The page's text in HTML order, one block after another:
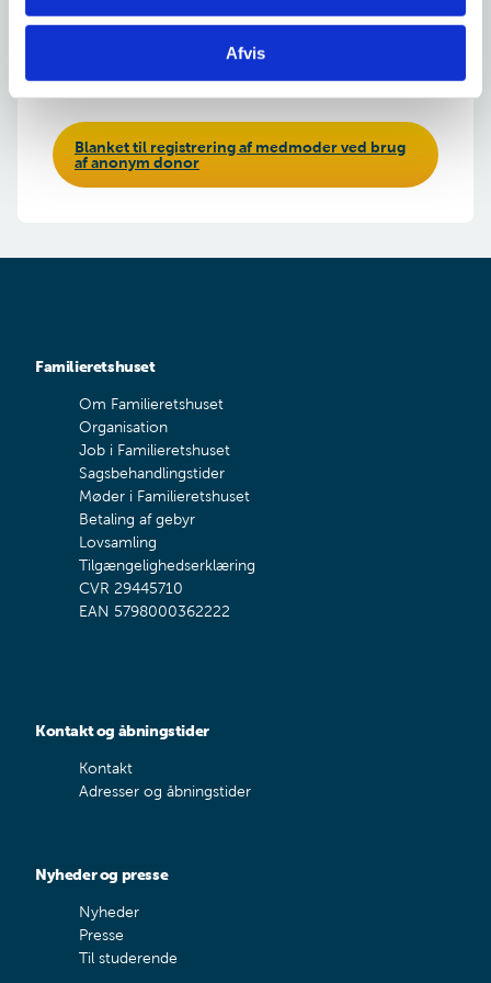
Afvis
Blanket til registrering af medmoder ved brug
af anonym donor
Familieretshuset
Om Familieretshuset
Organisation
Job i Familieretshuset
Sagsbehandlingstider
Møder i Familieretshuset
Betaling af gebyr
Lovsamling
Tilgængelighedserklæring
CVR 29445710
EAN 5798000362222
Kontakt og åbningstider
Kontakt
Adresser og åbningstider
Nyheder og presse
Nyheder
Presse
Til studerende